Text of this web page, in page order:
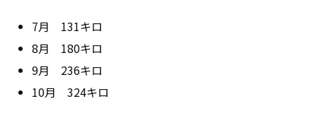
7月 131キロ
8月 180キロ
9月 236キロ
10月 324キロ